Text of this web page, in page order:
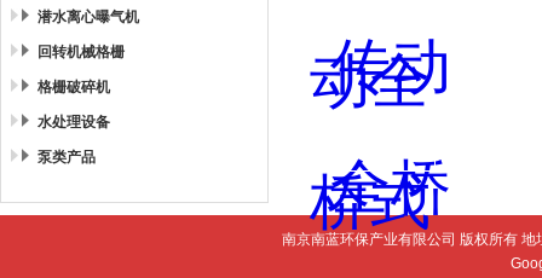
潜水离心曝气机
回转机械格栅
格栅破碎机
水处理设备
泵类产品
南京南蓝环保产业有限公司 版权所有